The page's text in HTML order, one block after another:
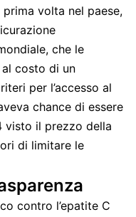
volta nel paese,
che le
costo di un
per l’accesso al
chance di essere
visto il prezzo della
di limitare le
contro l’epatite C